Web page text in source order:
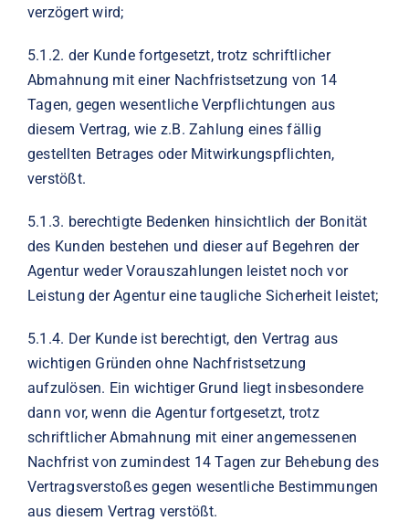
verzögert wird;
5.1.2. der Kunde fortgesetzt, trotz schriftlicher
Abmahnung mit einer Nachfristsetzung von 14
Tagen, gegen wesentliche Verpflichtungen aus
diesem Vertrag, wie z.B. Zahlung eines fällig
gestellten Betrages oder Mitwirkungspflichten,
verstößt.
5.1.3. berechtigte Bedenken hinsichtlich der Bonität
des Kunden bestehen und dieser auf Begehren der
Agentur weder Vorauszahlungen leistet noch vor
Leistung der Agentur eine taugliche Sicherheit leistet;
5.1.4. Der Kunde ist berechtigt, den Vertrag aus
wichtigen Gründen ohne Nachfristsetzung
aufzulösen. Ein wichtiger Grund liegt insbesondere
dann vor, wenn die Agentur fortgesetzt, trotz
schriftlicher Abmahnung mit einer angemessenen
Nachfrist von zumindest 14 Tagen zur Behebung des
Vertragsverstoßes gegen wesentliche Bestimmungen
aus diesem Vertrag verstößt.